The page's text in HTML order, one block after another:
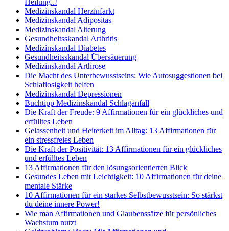
Medizinskandal Herzinfarkt
Medizinskandal Adipositas
Medizinskandal Alterung
Gesundheitsskandal Arthritis
Medizinskandal Diabetes
Gesundheitsskandal Übersäuerung
Medizinskandal Arthrose
Die Macht des Unterbewusstseins: Wie Autosuggestionen bei
Schlaflosigkeit helfen
Medizinskandal Depressionen
Buchtipp Medizinskandal Schlaganfall
Die Kraft der Freude: 9 Affirmationen für ein glückliches und
erfülltes Leben
Gelassenheit und Heiterkeit im Alltag: 13 Affirmationen für
ein stressfreies Leben
Die Kraft der Positivität: 13 Affirmationen für ein glückliches
und erfülltes Leben
13 Affirmationen für den lösungsorientierten Blick
Gesundes Leben mit Leichtigkeit: 10 Affirmationen für deine
mentale Stärke
10 Affirmationen für ein starkes Selbstbewusstsein: So stärkst
du deine innere Power!
Wie man Affirmationen und Glaubenssätze für persönliches
Wachstum nutzt